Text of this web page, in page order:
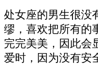
处女座的男生很没
缪，喜欢把所有的
完完美美，因此会
爱时，因为没有安